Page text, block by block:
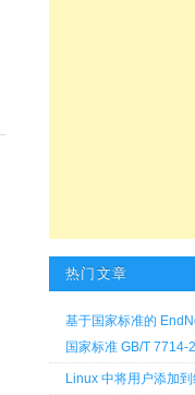
热门文章
基于国家标准的
国家标准 GB/T 7714-
Linux 中将用户添加